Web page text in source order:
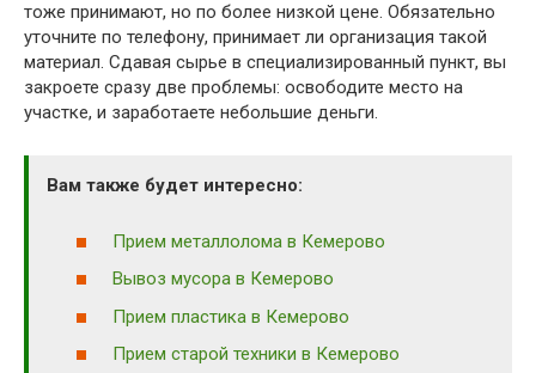
тоже принимают, но по более низкой цене. Обязательно
уточните по телефону, принимает ли организация такой
материал. Сдавая сырье в специализированный пункт, вы
закроете сразу две проблемы: освободите место на
участке, и заработаете небольшие деньги.
Вам также будет интересно:
Прием металлолома в Кемерово
Вывоз мусора в Кемерово
Прием пластика в Кемерово
Прием старой техники в Кемерово